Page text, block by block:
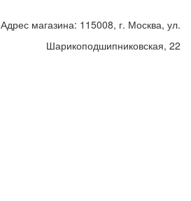
Адрес магазина: 115008, г. Москва, ул.
Шарикоподшипниковская, 22